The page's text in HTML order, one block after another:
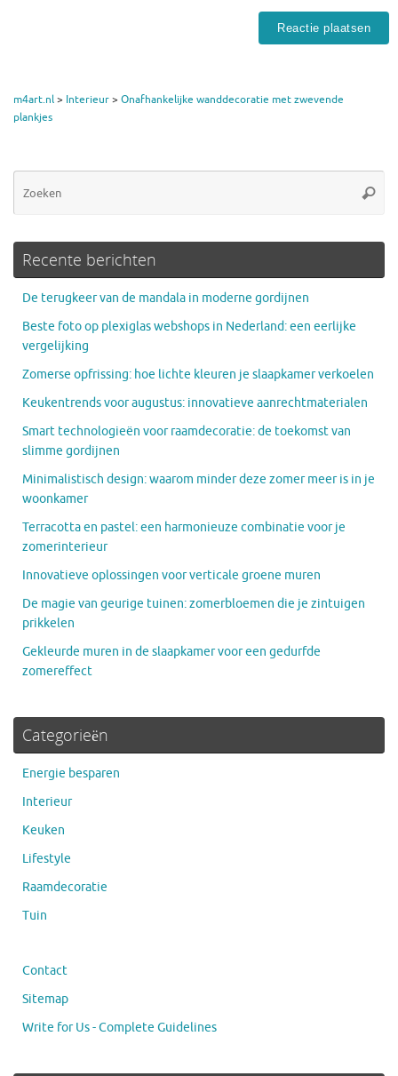
m4art.nl> Interieur>Onafhankelijke wanddecoratie met zwevende
plankjes
Recente berichten
De terugkeer van de mandala in moderne gordijnen
Beste foto op plexiglas webshops in Nederland: een eerlijke
vergelijking
Zomerse opfrissing: hoe lichte kleuren je slaapkamer verkoelen
Keukentrends voor augustus: innovatieve aanrechtmaterialen
Smart technologieën voor raamdecoratie: de toekomst van
slimme gordijnen
Minimalistisch design: waarom minder deze zomer meer is in je
woonkamer
Terracotta en pastel: een harmonieuze combinatie voor je
zomerinterieur
Innovatieve oplossingen voor verticale groene muren
De magie van geurige tuinen: zomerbloemen die je zintuigen
prikkelen
Gekleurde muren in de slaapkamer voor een gedurfde
zomereffect
Categorieën
Energie besparen
Interieur
Keuken
Lifestyle
Raamdecoratie
Tuin
Contact
Sitemap
Write for Us - Complete Guidelines